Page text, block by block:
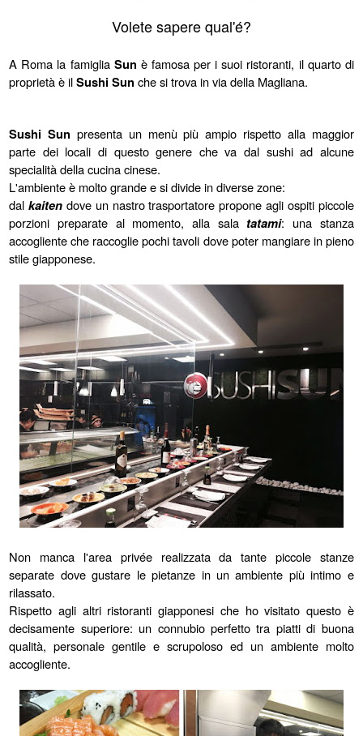
Volete sapere qual'é?
A Roma la famigliaSun è famosa per i suoi ristoranti, il quarto di
proprietà è ilSushi Sun che si trova in via della Magliana.
Sushi Sun presenta un menù più ampio rispetto alla maggior
parte dei locali di questo genere che va dal sushi ad alcune
specialità della cucina cinese.
L'ambiente è molto grande e si divide in diverse zone:
dalkaiten dove un nastro trasportatore propone agli ospiti piccole
porzioni preparate al momento, alla sala tatami: una stanza
accogliente che raccoglie pochi tavoli dove poter mangiare in pieno
stile giapponese.
Non manca l'area privée realizzata da tante piccole stanze
separate dove gustare le pietanze in un ambiente più intimo e
rilassato.
Rispetto agli altri ristoranti giapponesi che ho visitato questo è
decisamente superiore: un connubio perfetto tra piatti di buona
qualità, personale gentile e scrupoloso ed un ambiente molto
accogliente.